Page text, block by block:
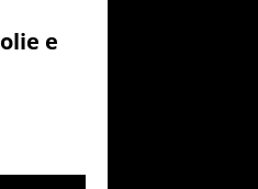
e